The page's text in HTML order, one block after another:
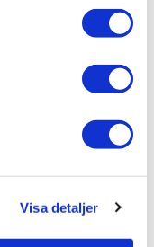
Visa detaljer